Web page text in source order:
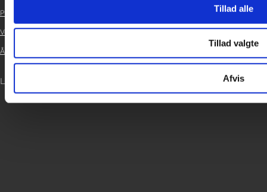
Tillad alle
Tillad valgte
Afvis
Persondatapolitik
Vedtægter
Årsrapport 2024
LOG IND



